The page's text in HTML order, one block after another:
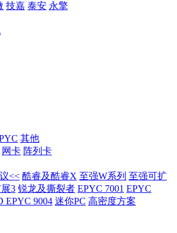
技嘉 泰安 永擎
其他
网卡 阵列卡
<< 酷睿及酷睿X 至强W系列 至强可扩
3 锐龙及撕裂者 EPYC 7001 EPYC
EPYC 9004 迷你PC 高密度方案